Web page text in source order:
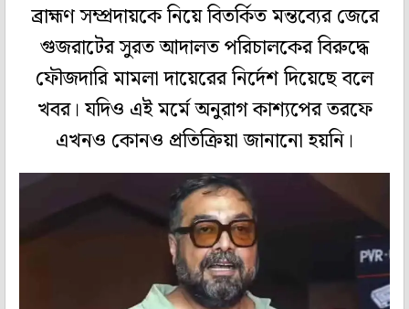
ব্রাহ্মণ সম্প্রদায়কে নিয়ে বিতর্কিত মন্তব্যের জেরে
গুজরাটের সুরত আদালত পরিচালকের বিরুদ্ধে
ফৌজদারি মামলা দায়েরের নির্দেশ দিয়েছে বলে
খবর। যদিও এই মর্মে অনুরাগ কাশ্যপের তরফে
এখনও কোনও প্রতিক্রিয়া জানানো হয়নি।